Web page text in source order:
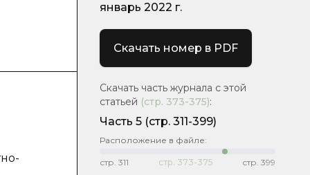
январь 2022 г.
Скачать номер в PDF
Скачать часть журнала с этой
статьей (стр. 373-375):
Часть 5 (стр. 311-399)
Расположение в файле:
стр. 311 стр. 373-375 стр. 399